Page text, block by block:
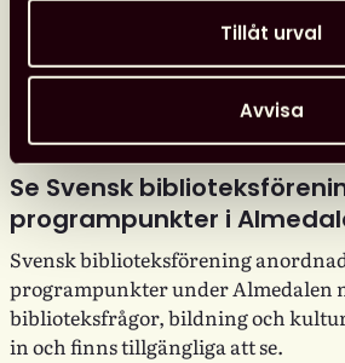
Tillåt urval
Avvisa
Se Svensk
programpunkter i
Svensk biblioteksförening
programpunkter under Almedalen
biblioteksfrågor, bildning och
in och finns tillgängliga att se.